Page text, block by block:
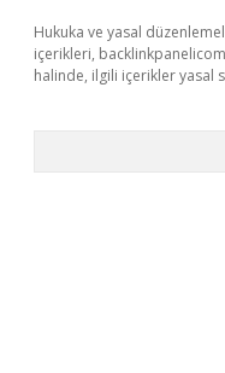
Hukuka ve yasal
içerikleri,
halinde, ilgili içerikler yasal